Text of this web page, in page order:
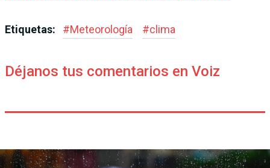
Etiquetas: #Meteorología #clima
Déjanos tus comentarios en Voiz